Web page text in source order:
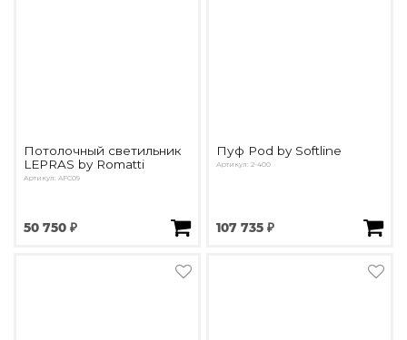
Потолочный светильник
LEPRAS by Romatti
Артикул: AFC09
50 750 ₽
Пуф Pod by Softline
Артикул: 2-400
107 735 ₽